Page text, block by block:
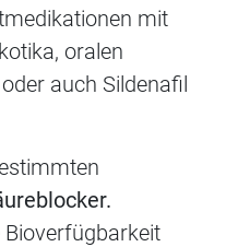
mit
oralen
auch Sildenafil
Bioverfügbarkeit